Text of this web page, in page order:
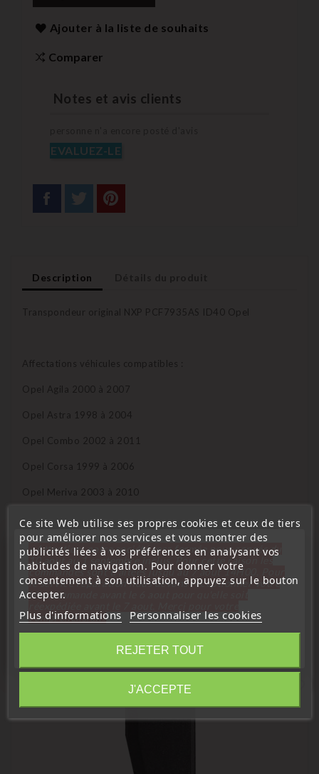
Ajouter à la liste de souhaits
Comparer
Notes et avis clients
EVALUEZ-LE
Description
Transpondeur original NXP PCF7935AS ID40 Opel
Affectations véhicules compatibles :
Opel Agila 2000 à 2007
Opel Astra 1998 à 2004
Opel Combo 2002 à 2011
Opel Corsa 1999 à 2006
Opel Meriva 2003 à 2010
transpondeur à programmer sur le véhicule par OBD
16 D'autres Produits De La Même
Catégorie :
Ce site Web utilise ses propres cookies et ceux de tiers
pour améliorer nos services et vous montrer des
publicités liées à vos préférences en analysant vos
habitudes de navigation. Pour donner votre
consentement à son utilisation, appuyez sur le bouton
Accepter.
Plus d'informations Personnaliser les cookies
REJETER TOUT
J'ACCEPTE
« Attention, notre société sera fermée pour congés du
10 aout au 1 septembre inclus. Pour cette raison les
commandes sont traitées jusqu'au 7 aout 14H00. Pour
le service réparation nous devons réceptionner votre
télécommande avant le 6 aout pour qu'elle soit
compréhension»
Fermer
Information